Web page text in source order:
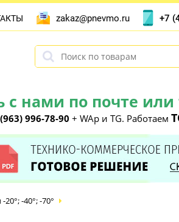
нами по почте или
996-78-90 + WAp и TG. Работаем
zakaz@pnevmo.ru +7
-40°; -70°